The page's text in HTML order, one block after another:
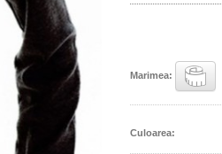
Marimea:
Culoarea: